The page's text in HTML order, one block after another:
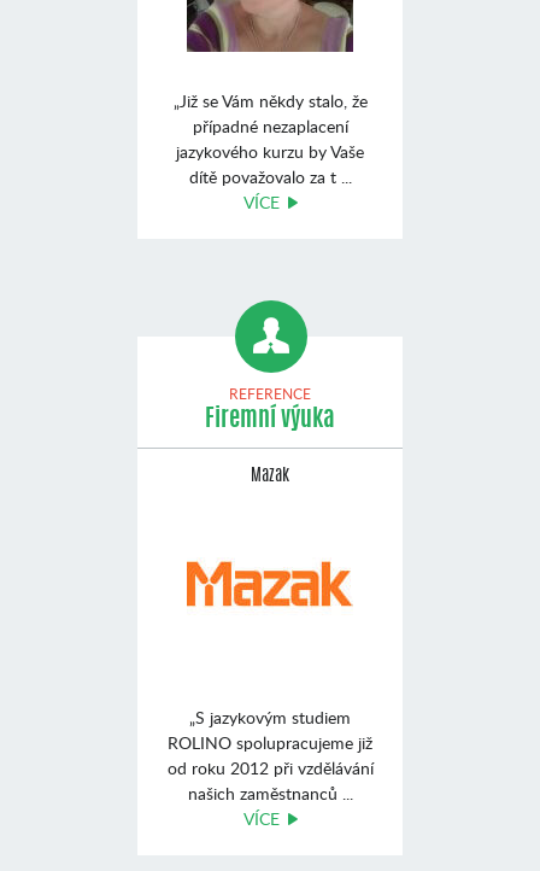
„Již se Vám někdy stalo, že
případné nezaplacení
jazykového kurzu by Vaše
dítě považovalo za t ...
VÍCE
REFERENCE
Firemní výuka
Mazak
„S jazykovým studiem
ROLINO spolupracujeme již
od roku 2012 při vzdělávání
našich zaměstnanců ...
VÍCE